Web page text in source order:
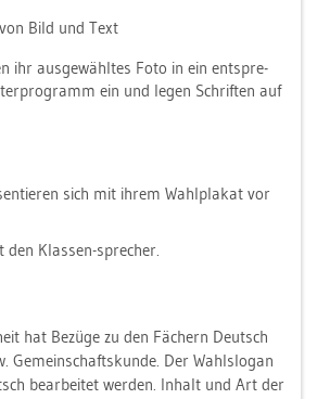
Bild und Text
ihr aus­ge­wähl­tes Foto in ein ent­spre­
ein und legen Schrif­ten auf
sich mit ihrem Wahl­pla­kat vor
den Klas­sen-spre­cher.
hat Be­zü­ge zu den Fä­chern Deutsch
Ge­mein­schafts­kun­de. Der Wahl­slo­gan
be­ar­bei­tet wer­den. In­halt und Art der